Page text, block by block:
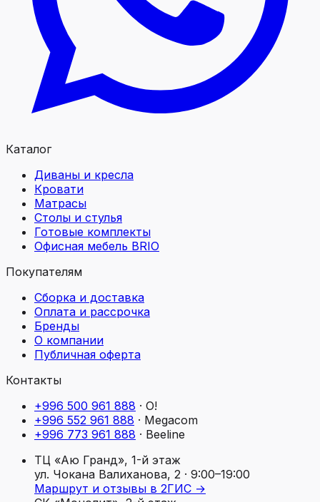
Каталог
Диваны и кресла
Кровати
Матрасы
Столы и стулья
Готовые комплекты
Офисная мебель BRIO
Покупателям
Сборка и доставка
Оплата и рассрочка
Бренды
О компании
Публичная оферта
Контакты
+996 500 961 888 · O!
+996 552 961 888 · Megacom
+996 773 961 888 · Beeline
ТЦ «Аю Гранд», 1-й этаж
ул. Чокана Валиханова, 2 · 9:00–19:00
Маршрут и отзывы в 2ГИС →